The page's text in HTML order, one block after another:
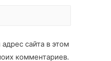
сайта в этом
комментариев.